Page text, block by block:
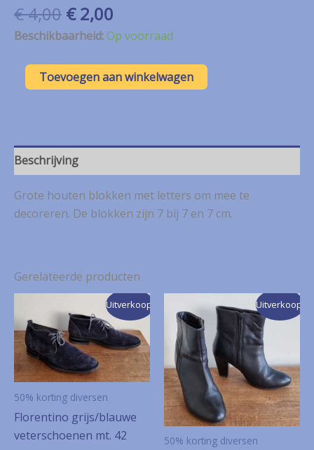
€4,00 Oorspronkelijke
prijs
€ 4,00.
€2,00
prijs
is:
€ 2,00.
Beschikbaarheid:Op voorraad
Grote Toevoegen aan winkelwagen
Beschrijving
Grote houten blokken met letters om mee te
decoreren. De blokken zijn 7 bij 7 en 7 cm.
Gerelateerde producten
Uitverkoop!
50% korting diversen
Florentino grijs/blauwe
veterschoenen mt. 42
Uitverkoop!
50% korting diversen